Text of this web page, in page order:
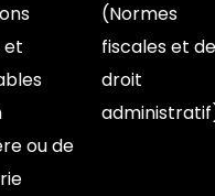
et
ou de
(Normes
fiscales et de
droit